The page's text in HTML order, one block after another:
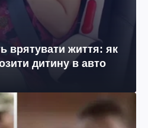
врятувати життя: як
дитину в авто